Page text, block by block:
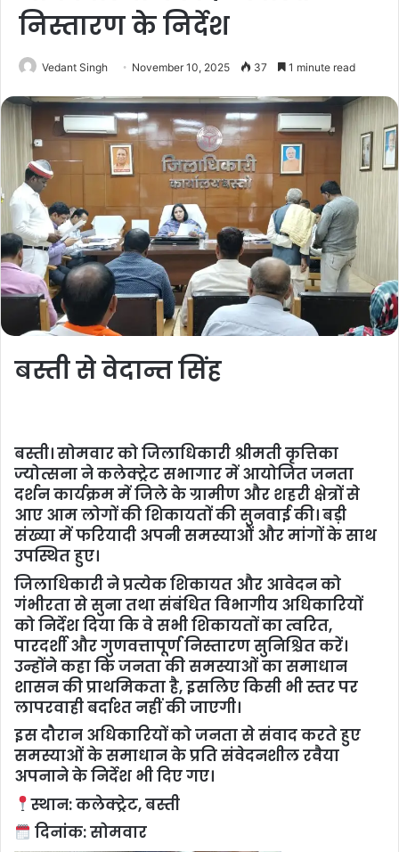
निस्तारण के निर्देश
Vedant Singh November 10, 2025 37 1 minute read
बस्ती से वेदान्त सिंह
बस्ती। सोमवार को जिलाधिकारी श्रीमती कृत्तिका
ज्योत्सना ने कलेक्ट्रेट सभागार में आयोजित जनता
दर्शन कार्यक्रम में जिले के ग्रामीण और शहरी क्षेत्रों से
आए आम लोगों की शिकायतों की सुनवाई की। बड़ी
संख्या में फरियादी अपनी समस्याओं और मांगों के साथ
उपस्थित हुए।
जिलाधिकारी ने प्रत्येक शिकायत और आवेदन को
गंभीरता से सुना तथा संबंधित विभागीय अधिकारियों
को निर्देश दिया कि वे सभी शिकायतों का त्वरित,
पारदर्शी और गुणवत्तापूर्ण निस्तारण सुनिश्चित करें।
उन्होंने कहा कि जनता की समस्याओं का समाधान
शासन की प्राथमिकता है, इसलिए किसी भी स्तर पर
लापरवाही बर्दाश्त नहीं की जाएगी।
इस दौरान अधिकारियों को जनता से संवाद करते हुए
समस्याओं के समाधान के प्रति संवेदनशील रवैया
अपनाने के निर्देश भी दिए गए।
स्थान: कलेक्ट्रेट, बस्ती
दिनांक: सोमवार